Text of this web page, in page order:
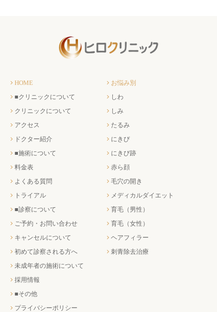
HOME
■クリニックについて
クリニックについて
アクセス
ドクター紹介
■施術について
料金表
よくある質問
トライアル
■診察について
ご予約・お問い合わせ
キャンセルについて
初めて診察される方へ
未成年者の施術について
採用情報
■その他
プライバシーポリシー
お悩み別
しわ
しみ
たるみ
にきび
にきび跡
赤ら顔
毛穴の開き
メディカルダイエット
育毛（男性）
育毛（女性）
ヘアフィラー
刺青除去治療